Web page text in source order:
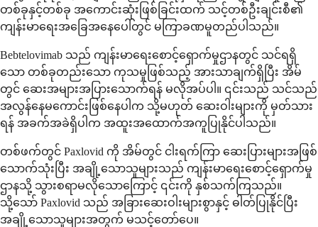
တစ်ခုနှင့်တစ်ခု အကောင်းဆုံးဖြစ်ခြင်းထက် သင့်တစ်ဦးချင်းစီ၏
ကျန်းမာရေးအခြေအနေပေါ်တွင် မကြာခဏမူတည်ပါသည်။
Bebtelovimab သည် ကျန်းမာရေးစောင့်ရှောက်မှုဌာနတွင် သင်ရရှိ
သော တစ်ခုတည်းသော ကုသမှုဖြစ်သည့် အားသာချက်ရှိပြီး အိမ်
တွင် ဆေးအများအပြားသောက်ရန် မလိုအပ်ပါ။ ၎င်းသည် သင်သည်
အလွန်နေမကောင်းဖြစ်နေပါက သို့မဟုတ် ဆေးဝါးများကို မှတ်သား
ရန် အခက်အခဲရှိပါက အထူးအထောက်အကူပြုနိုင်ပါသည်။
တစ်ဖက်တွင် Paxlovid ကို အိမ်တွင် ငါးရက်ကြာ ဆေးပြားများအဖြစ်
သောက်သုံးပြီး အချို့သောသူများသည် ကျန်းမာရေးစောင့်ရှောက်မှု
ဌာနသို့ သွားစရာမလိုသောကြောင့် ၎င်းကို နှစ်သက်ကြသည်။
သို့သော် Paxlovid သည် အခြားဆေးဝါးများစွာနှင့် ဓါတ်ပြုနိုင်ပြီး
အချို့သောသူများအတွက် မသင့်တော်ပေ။